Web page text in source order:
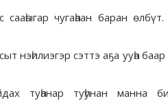
чугаһаан баран
нэһилиэгэр сэттэ аҕа ууһа баар
туһанар туһунан манна